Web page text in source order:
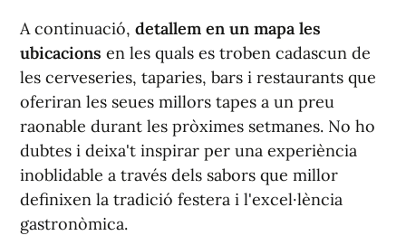
A continuació, detallem en un mapa les
ubicacions en les quals es troben cadascun de
les cerveseries, taparies, bars i restaurants que
oferiran les seues millors tapes a un preu
raonable durant les pròximes setmanes. No ho
dubtes i deixa't inspirar per una experiència
inoblidable a través dels sabors que millor
definixen la tradició festera i l'excel·lència
gastronòmica.